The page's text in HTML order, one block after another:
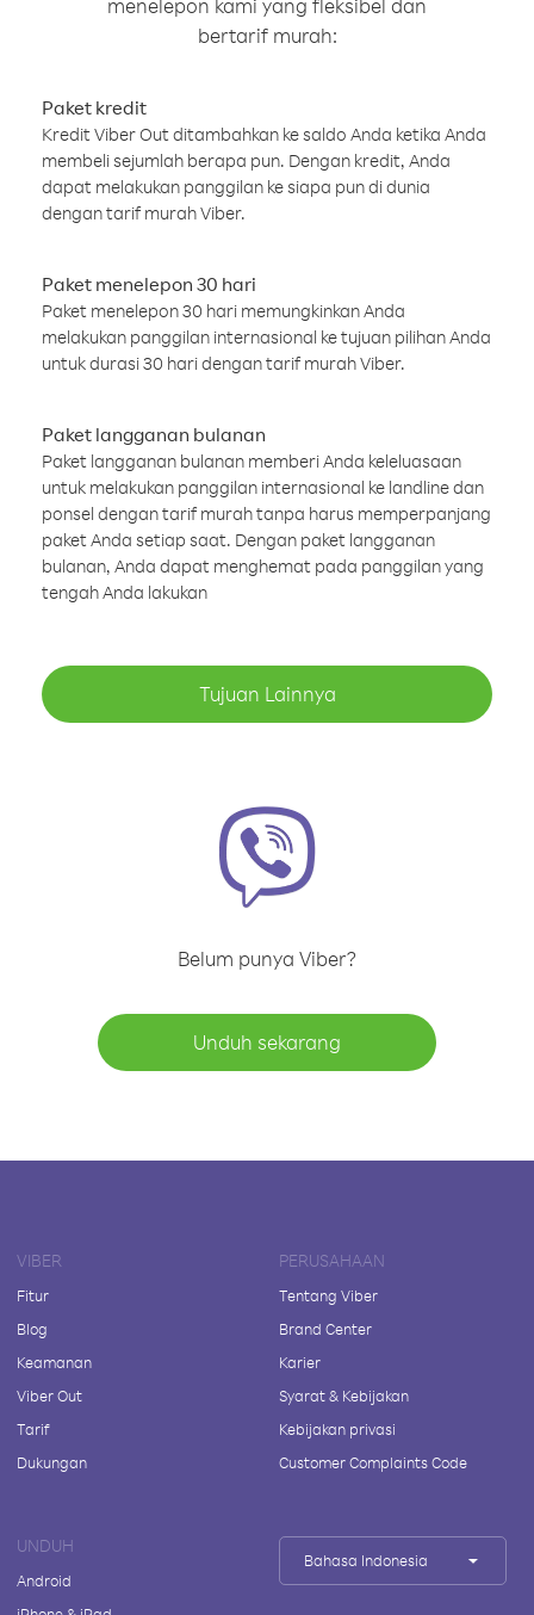
menelepon kami yang fleksibel dan
bertarif murah:
Paket kredit
Kredit Viber Out ditambahkan ke saldo Anda ketika Anda
membeli sejumlah berapa pun. Dengan kredit, Anda
dapat melakukan panggilan ke siapa pun di dunia
dengan tarif murah Viber.
Paket menelepon 30 hari
Paket menelepon 30 hari memungkinkan Anda
melakukan panggilan internasional ke tujuan pilihan Anda
untuk durasi 30 hari dengan tarif murah Viber.
Paket langganan bulanan
Paket langganan bulanan memberi Anda keleluasaan
untuk melakukan panggilan internasional ke landline dan
ponsel dengan tarif murah tanpa harus memperpanjang
paket Anda setiap saat. Dengan paket langganan
bulanan, Anda dapat menghemat pada panggilan yang
tengah Anda lakukan
Tujuan Lainnya
Belum punya Viber?
Unduh sekarang
VIBER
Fitur
Blog
Keamanan
Viber Out
Tarif
Dukungan
PERUSAHAAN
Tentang Viber
Brand Center
Karier
Syarat & Kebijakan
Kebijakan privasi
Customer Complaints Code
UNDUH
Android
Bahasa Indonesia